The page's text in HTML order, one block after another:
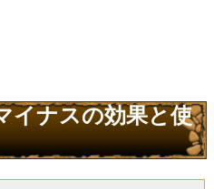
イナスの効果と使